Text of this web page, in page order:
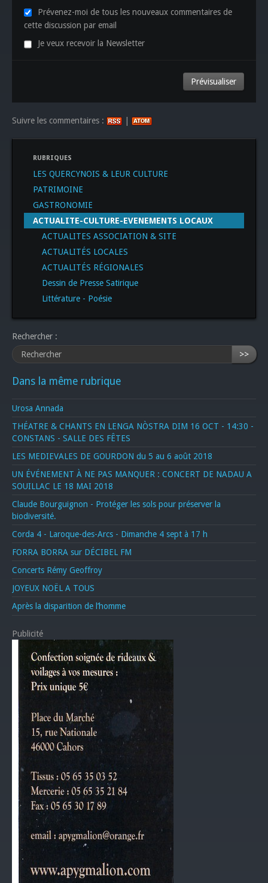
Prévenez-moi de tous les nouveaux commentaires de
cette discussion par email
Je veux recevoir la Newsletter
Suivre les commentaires : |
RUBRIQUES
LES QUERCYNOIS & LEUR CULTURE
PATRIMOINE
GASTRONOMIE
ACTUALITE-CULTURE-EVENEMENTS LOCAUX
ACTUALITES ASSOCIATION & SITE
ACTUALITÉS LOCALES
ACTUALITÉS RÉGIONALES
Dessin de Presse Satirique
Littérature - Poésie
Rechercher :
>>
Dans la même rubrique
Urosa Annada
THÉATRE & CHANTS EN LENGA NÒSTRA DIM 16 OCT - 14:30 -
CONSTANS - SALLE DES FÊTES
LES MEDIEVALES DE GOURDON du 5 au 6 août 2018
UN ÉVÉNEMENT À NE PAS MANQUER : CONCERT DE NADAU A
SOUILLAC LE 18 MAI 2018
Claude Bourguignon - Protéger les sols pour préserver la
biodiversité.
Corda 4 - Laroque-des-Arcs - Dimanche 4 sept à 17 h
FORRA BORRA sur DÉCIBEL FM
Concerts Rémy Geoffroy
JOYEUX NOËL A TOUS
Après la disparition de l’homme
Publicité